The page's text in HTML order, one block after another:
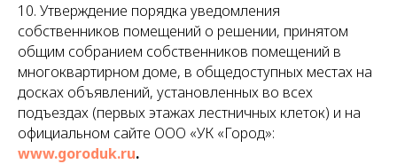
10. Утверждение порядка уведомления
собственников помещений о решении, принятом
общим собранием собственников помещений в
многоквартирном доме, в общедоступных местах на
досках объявлений, установленных во всех
подъездах (первых этажах лестничных клеток) и на
официальном сайте ООО «УК «Город»:
www.goroduk.ru.